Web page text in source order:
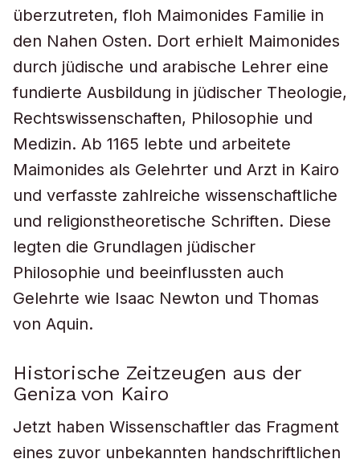
überzutreten, floh Maimonides Familie in
den Nahen Osten. Dort erhielt Maimonides
durch jüdische und arabische Lehrer eine
fundierte Ausbildung in jüdischer Theologie,
Rechtswissenschaften, Philosophie und
Medizin. Ab 1165 lebte und arbeitete
Maimonides als Gelehrter und Arzt in Kairo
und verfasste zahlreiche wissenschaftliche
und religionstheoretische Schriften. Diese
legten die Grundlagen jüdischer
Philosophie und beeinflussten auch
Gelehrte wie Isaac Newton und Thomas
von Aquin.
Historische Zeitzeugen aus der
Geniza von Kairo
Jetzt haben Wissenschaftler das Fragment
eines zuvor unbekannten handschriftlichen